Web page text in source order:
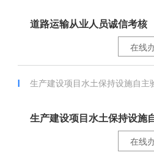
道路运输从业人员诚信考核
在线
生产建设项目水土保持设施自主
生产建设项目水土保持设施
在线